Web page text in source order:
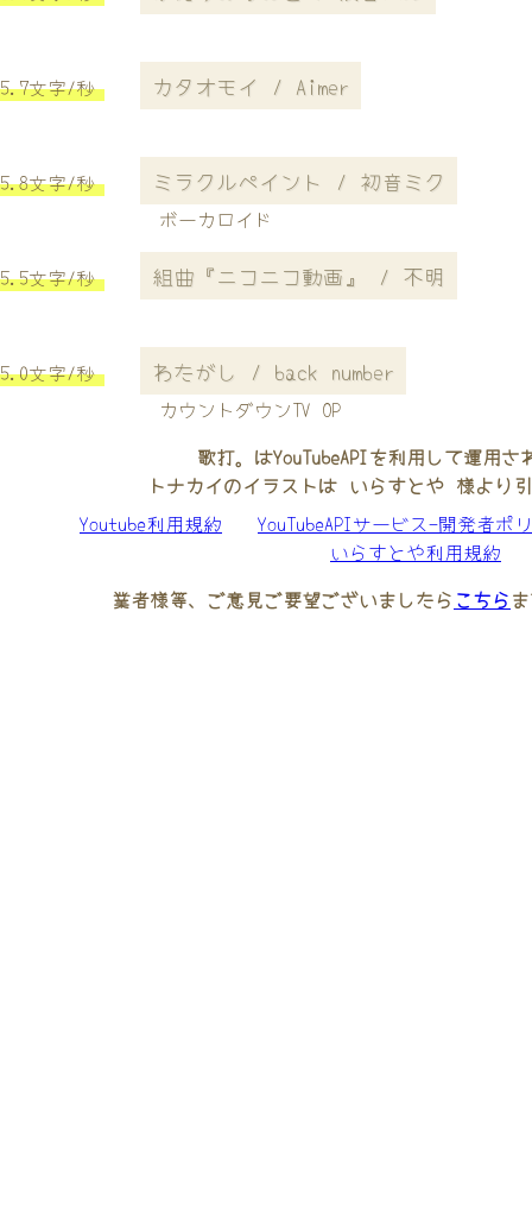
5.7文字/秒 カタオモイ / Aimer
5.8文字/秒 ミラクルペイント / 初音ミク
ボーカロイド
5.5文字/秒 組曲『ニコニコ動画』 / 不明
5.0文字/秒 わたがし / back number
カウントダウンTV OP
歌打。はYouTubeAPIを利用して運用さ
トナカイのイラストは いらすとや 様より
Youtube利用規約
YouTubeAPIサービス-開発者ポ
いらすとや利用規約
業者様等、ご意見ご要望ございましたら こちら